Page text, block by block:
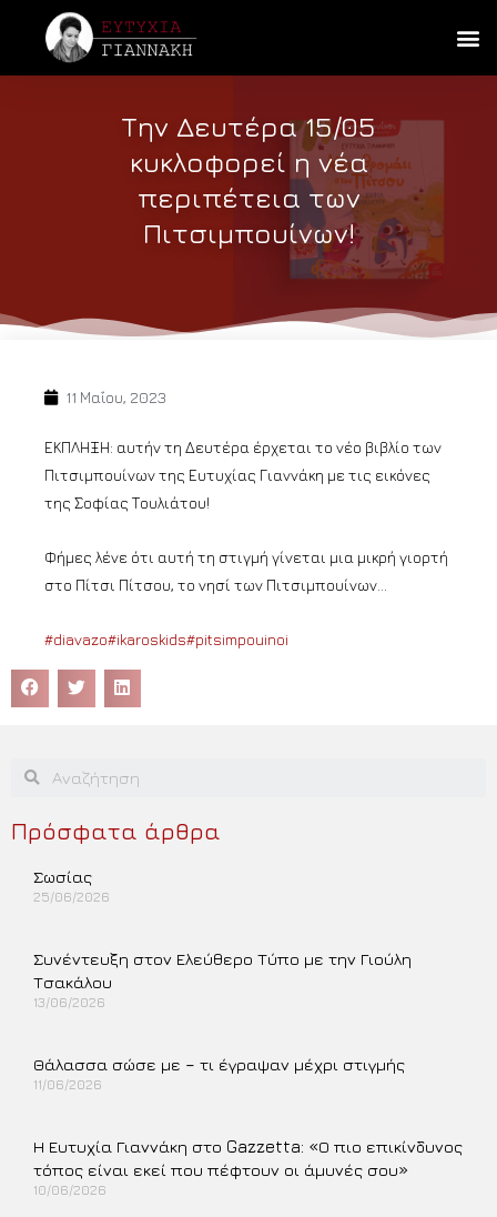
Την Δευτέρα 15/05
κυκλοφορεί η νέα
περιπέτεια των
Πιτσιμπουίνων!
11 Μαΐου, 2023
ΕΚΠΛΗΞΗ: αυτήν τη Δευτέρα έρχεται το νέο βιβλίο των
Πιτσιμπουίνων της Ευτυχίας Γιαννάκη με τις εικόνες
της Σοφίας Τουλιάτου!
Φήμες λένε ότι αυτή τη στιγμή γίνεται μια μικρή γιορτή
στο Πίτσι Πίτσου, το νησί των Πιτσιμπουίνων…
#diavazo#ikaroskids#pitsimpouinoi
Πρόσφατα άρθρα
Σωσίας
25/06/2026
Συνέντευξη στον Ελεύθερο Τύπο με την Γιούλη
Τσακάλου
13/06/2026
Θάλασσα σώσε με – τι έγραψαν μέχρι στιγμής
11/06/2026
Η Ευτυχία Γιαννάκη στο Gazzetta: «Ο πιο επικίνδυνος
τόπος είναι εκεί που πέφτουν οι άμυνές σου»
10/06/2026